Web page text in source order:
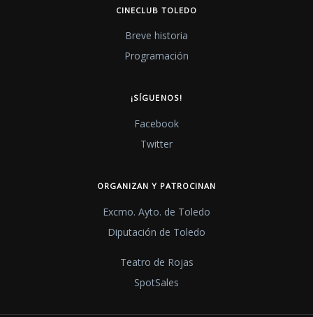
CINECLUB TOLEDO
Breve historia
Programación
¡SÍGUENOS!
Facebook
Twitter
ORGANIZAN Y PATROCINAN
Excmo. Ayto. de Toledo
Diputación de Toledo
Teatro de Rojas
SpotSales